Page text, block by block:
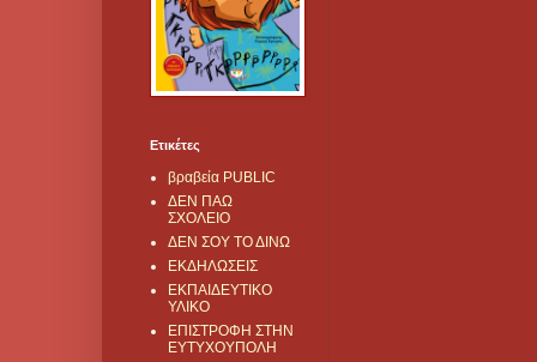
Ετικέτες
βραβεία PUBLIC
ΔΕΝ ΠΑΩ
ΣΧΟΛΕΙΟ
ΔΕΝ ΣΟΥ ΤΟ ΔΙΝΩ
ΕΚΔΗΛΩΣΕΙΣ
ΕΚΠΑΙΔΕΥΤΙΚΟ
ΥΛΙΚΟ
ΕΠΙΣΤΡΟΦΗ ΣΤΗΝ
ΕΥΤΥΧΟΥΠΟΛΗ